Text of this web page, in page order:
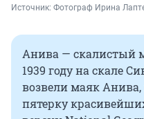
Источник: Фотограф Ирина
Анива — скалистый
1939 году на скале
возвели маяк
пятерку